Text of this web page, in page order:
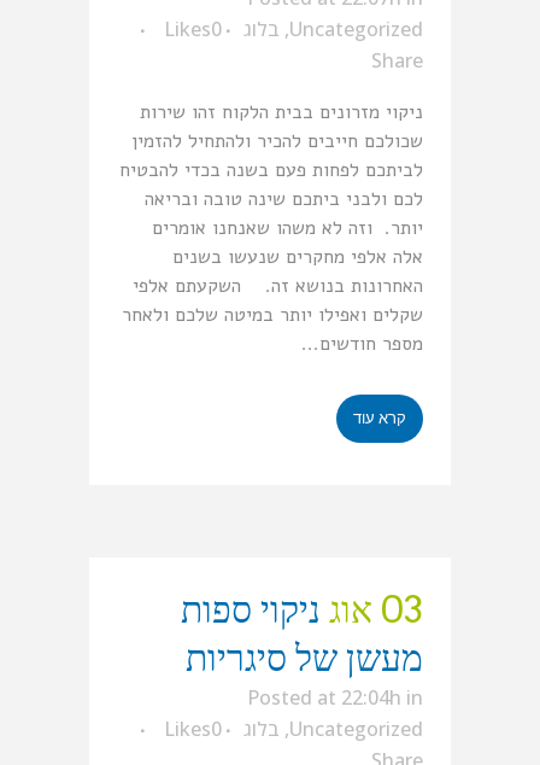
Uncategorized
, בלוג 0
Likes
Share
ניקוי מזרונים בבית הלקוח זהו שירות
שכולכם חייבים להכיר ולהתחיל להזמין
לביתכם לפחות פעם בשנה בכדי להבטיח
לכם ולבני ביתכם שינה טובה ובריאה
יותר. וזה לא משהו שאנחנו אומרים
אלה אלפי מחקרים שנעשו בשנים
האחרונות בנושא זה. השקעתם אלפי
שקלים ואפילו יותר במיטה שלכם ולאחר
מספר חודשים...
קרא עוד
03 אוג
ניקוי ספות
מעשן של סיגריות
Posted at 22:04h in
Uncategorized
, בלוג 0
Likes